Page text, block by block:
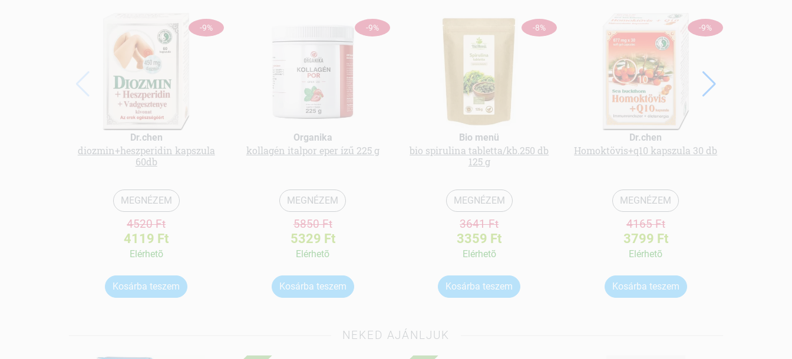
-9%
Dr.chen
diozmin+heszperidin kapszula
60db
MEGNÉZEM
4520 Ft
4119 Ft
Elérhetõ
Kosárba teszem
-9%
Organika
kollagén italpor eper ízű 225 g
MEGNÉZEM
5850 Ft
5329 Ft
Elérhetõ
Kosárba teszem
-8%
Bio menü
bio spirulina tabletta/kb.250 db
125 g
MEGNÉZEM
3641 Ft
3359 Ft
Elérhetõ
Kosárba teszem
-9%
Dr.chen
Homoktövis+q10 kapszula 30 db
MEGNÉZEM
4165 Ft
3799 Ft
Elérhetõ
Kosárba teszem
NEKED AJÁNLJUK